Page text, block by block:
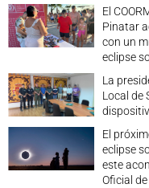
El
Pinatar
con un
eclipse
La
Local de
El
eclipse
este
Oficial